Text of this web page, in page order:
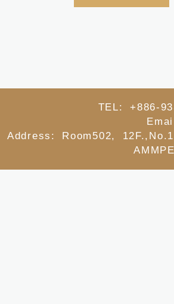
TEL: +886-
Address: Room502,